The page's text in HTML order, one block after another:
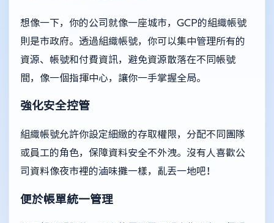
想像一下，你的公司就像一座城市，GCP的組織帳號
則是市政府。透過組織帳號，你可以集中管理所有的
資源、帳號和付費資訊，避免資源散落在不同帳號
間，像一個指揮中心，讓你一手掌握全局。
強化安全控管
組織帳號允許你設定細緻的存取權限，分配不同團隊
或員工的角色，保障資料安全不外洩。沒有人喜歡公
司資料像夜市裡的滷味攤一樣，亂丟一地吧！
便於帳單統一管理